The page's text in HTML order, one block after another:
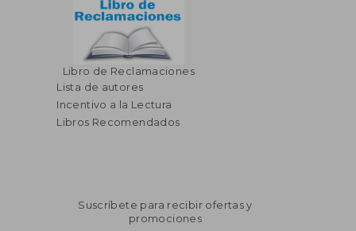
Libro de Reclamaciones
Lista de autores
Incentivo a la Lectura
Libros Recomendados
Suscríbete para recibir ofertas y
promociones